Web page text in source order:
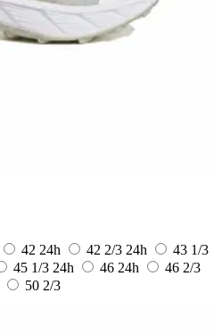
42 24h 42 2/3 24h
43 1/3
45 1/3 24h 46 24h
46 2/3
50 2/3